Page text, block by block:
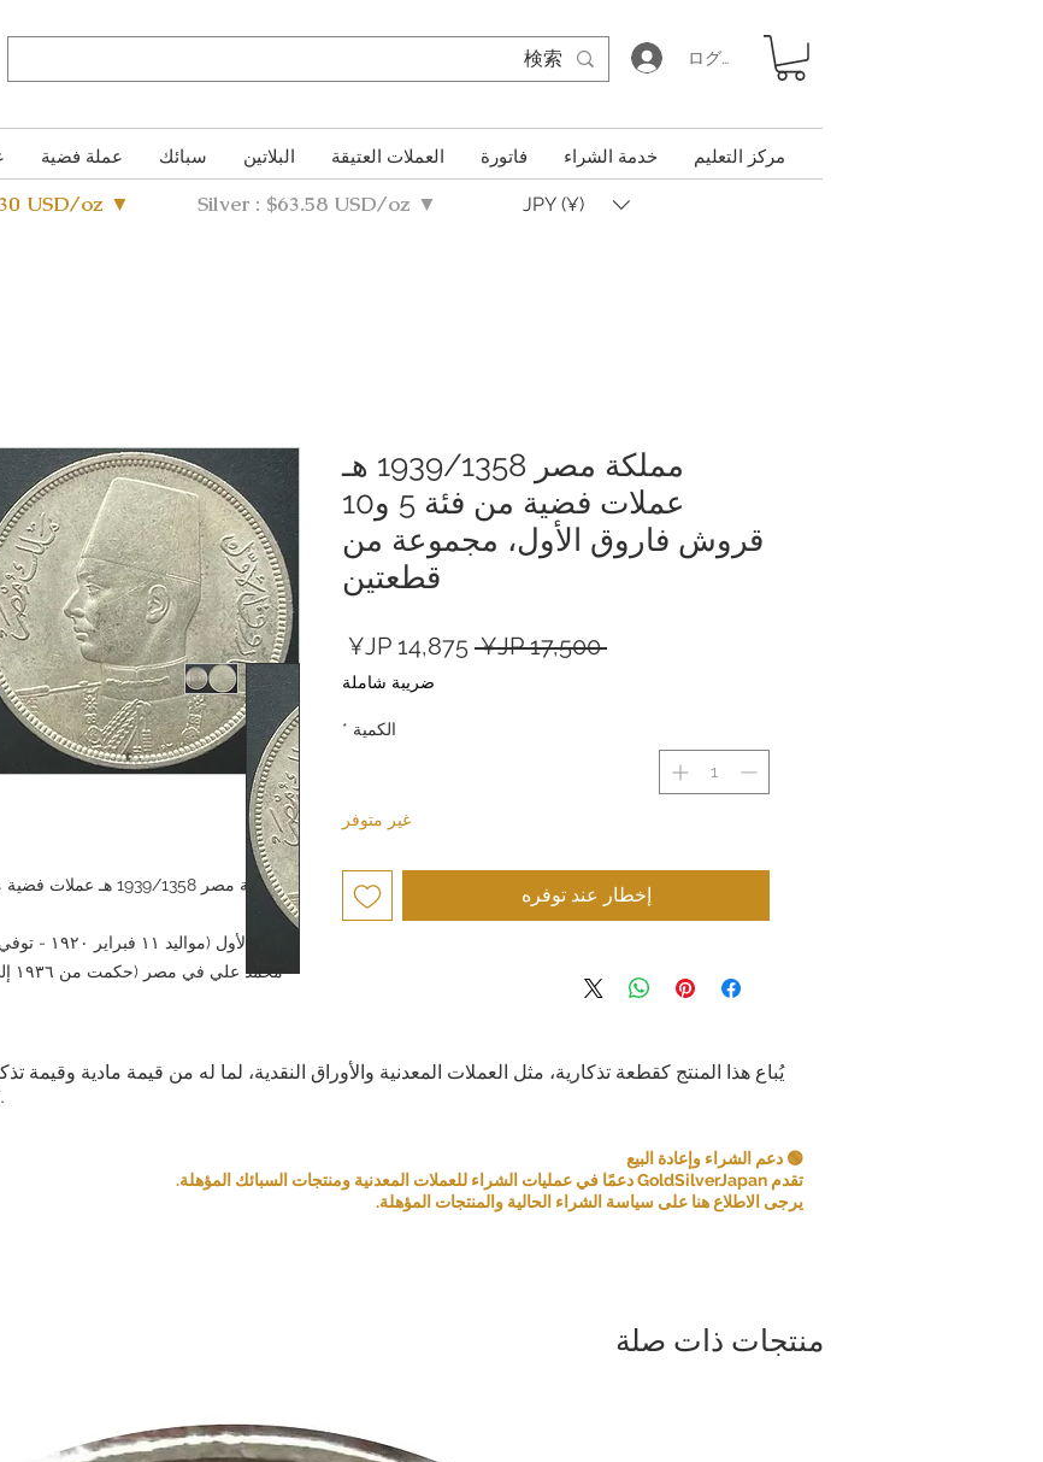
ログイン
عملة فضية سبائك البلاتين العملات العتيقة فاتورة خدمة الشراء مركز التعليم
USD/oz ▼ Silver : $63.58 USD/oz ▼ JPY (¥)
مملكة مصر 1939/1358 هـ
عملات فضية من فئة 5 و10
قروش فاروق الأول، مجموعة من
قطعتين
‏17,500 JP¥
سعر
عادي
البيعضريبة شاملة
الكمية *
غير متوفر
إخطار عند توفره
يُباع هذا المنتج كقطعة تذكارية، مثل العملات المعدنية والأوراق النقدية، لما له من قيمة مادية
يُعامل كمنتج بناءً على قيمته التذكارية والمادية.
🟢 دعم الشراء وإعادة البيع
تقدم GoldSilverJapan دعمًا في عمليات الشراء للعملات المعدنية ومنتجات السبائك المؤهلة.
يرجى الاطلاع هنا على سياسة الشراء الحالية والمنتجات المؤهلة.
منتجات ذات صلة